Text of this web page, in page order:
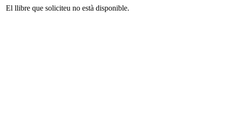
El llibre que soliciteu no està disponible.